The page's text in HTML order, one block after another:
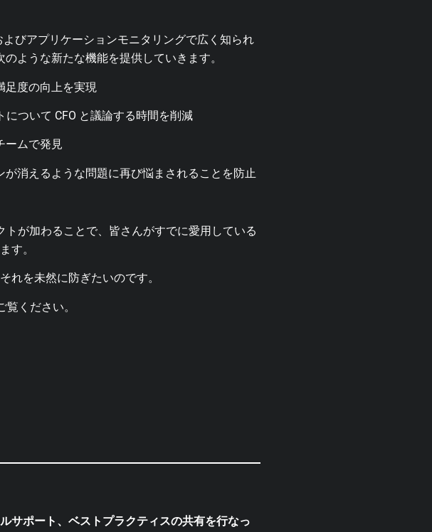
びアプリケーションモニタリングで広く知られ
ような新たな機能を提供していきます。
足度の向上を実現
ついて CFO と議論する時間を削減
ームで発見
消えるような問題に再び悩まされることを防止
が加わることで、皆さんがすでに愛用している
す。
れを未然に防ぎたいのです。
覧ください。
サポート、ベストプラクティスの共有を行なっ